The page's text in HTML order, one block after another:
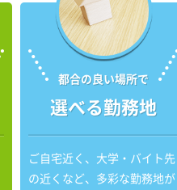
都合の良い場所で
選べる勤務地
ご自宅近く、大学・バイト先
の近くなど、多彩な勤務地が